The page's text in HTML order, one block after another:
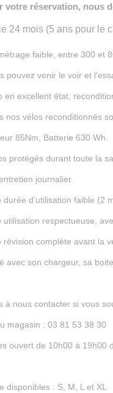
votre réservation, nous
24 mois (5 ans pour le
faible, entre 300 et 8
pouvez venir le voir et
en excellent état,
nos vélos reconditionnés
85Nm, Batterie 630 Wh.
protégés durant toute la
journalier.
durée d’utilisation faible (2
utilisation respectueuse,
révision complète avant la
avec son chargeur, sa
à nous contacter si vous
magasin : 03 81 53 38 30
ouvert de 10h00 à 19h00
disponibles : S, M, L et XL